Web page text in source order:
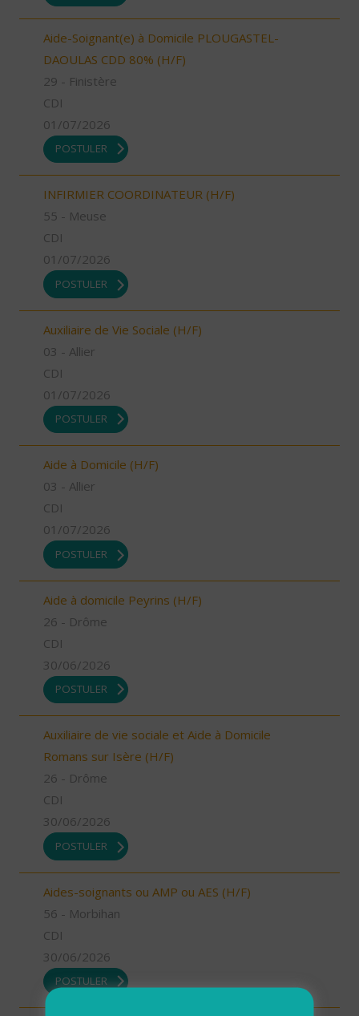
Aide-Soignant(e) à Domicile PLOUGASTEL-
DAOULAS CDD 80% (H/F)
29 - Finistère
CDI
01/07/2026
POSTULER
INFIRMIER COORDINATEUR (H/F)
55 - Meuse
CDI
01/07/2026
POSTULER
Auxiliaire de Vie Sociale (H/F)
03 - Allier
CDI
01/07/2026
POSTULER
Aide à Domicile (H/F)
03 - Allier
CDI
01/07/2026
POSTULER
Aide à domicile Peyrins (H/F)
26 - Drôme
CDI
30/06/2026
POSTULER
Auxiliaire de vie sociale et Aide à Domicile
Romans sur Isère (H/F)
26 - Drôme
CDI
30/06/2026
POSTULER
Aides-soignants ou AMP ou AES (H/F)
56 - Morbihan
CDI
30/06/2026
POSTULER